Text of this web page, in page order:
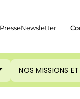
PresseNewsletter
NOS MISSIONS